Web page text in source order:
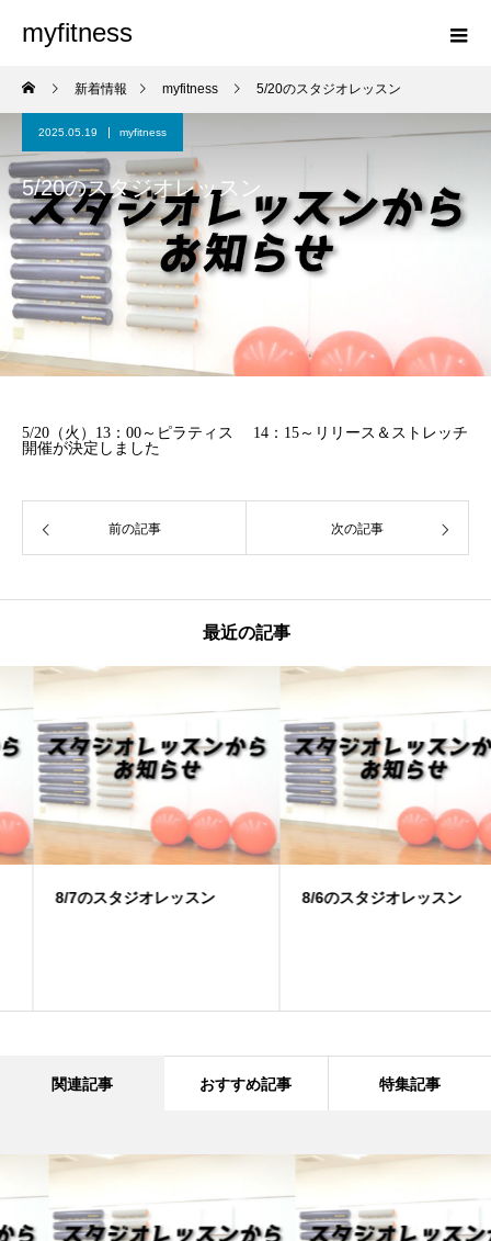
myfitness
新着情報 myfitness 5/20のスタジオレッスン
2025.05.19 myfitness
5/20のスタジオレッスン
5/20（火）13：00～ピラティス 14：15～リリース＆ストレッチ
開催が決定しました
前の記事 次の記事
最近の記事
8/7のスタジオレッスン 8/6のスタジオレッスン
関連記事 おすすめ記事 特集記事